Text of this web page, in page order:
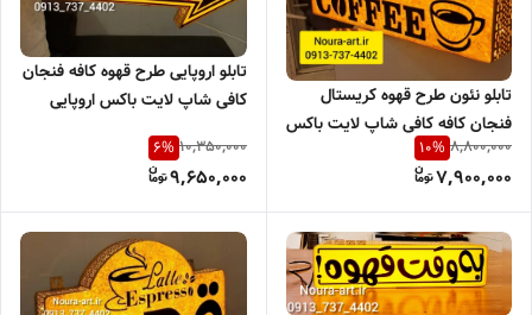
تابلو نئون طرح قهوه کریستال
فنجان کافه کافی شاپ لایت باکس
قهوه ضد آب اقساطی
8,800,000
10%
7,900,000
تابلو اروپایی طرح قهوه کافه فنجان
کافی شاپ لایت باکس اروپایی
10,350,000
6%
9,650,000